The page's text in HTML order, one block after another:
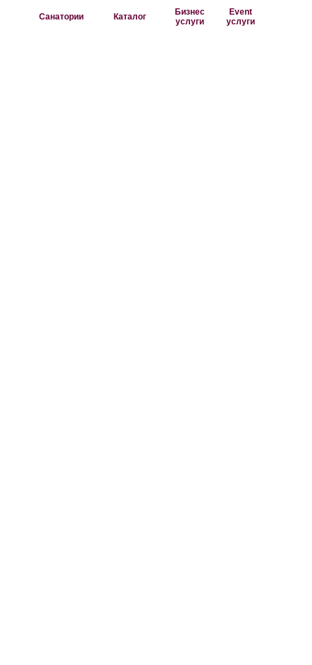
Санатории Каталог
Бизнес
услуги
Event
услуги